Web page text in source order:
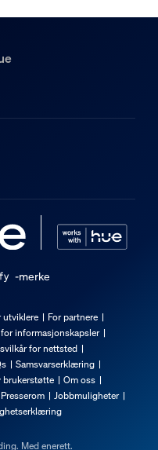
-merke
utviklere
For partnere
informasjonskapsler
for nettsted
Samsvarserklæring
brukerstøtte
Om oss
Presserom
Jobbmuligheter
Med enerett.